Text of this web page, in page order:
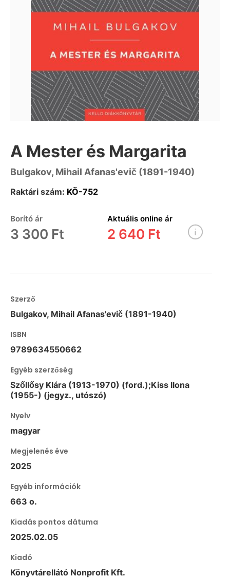
A Mester és Margarita
Bulgakov, Mihail Afanas'evič (1891-1940)
Raktári szám: KÖ-752
Borító ár
3 300 Ft
Aktuális online ár
2 640 Ft
Szerző
Bulgakov, Mihail Afanas'evič (1891-1940)
ISBN
9789634550662
Egyéb szerzőség
Szőllősy Klára (1913-1970) (ford.);Kiss Ilona
(1955-) (jegyz., utószó)
Nyelv
magyar
Megjelenés éve
2025
Egyéb információk
663 o.
Kiadás pontos dátuma
2025.02.05
Kiadó
Könyvtárellátó Nonprofit Kft.